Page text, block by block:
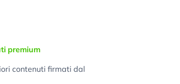
premium
contenuti firmati dal